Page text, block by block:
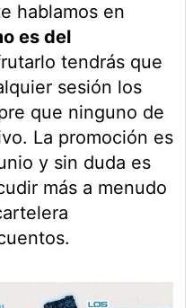
hablamos en
es del
tendrás que
sesión los
que ninguno de
La promoción es
y sin duda es
más a menudo